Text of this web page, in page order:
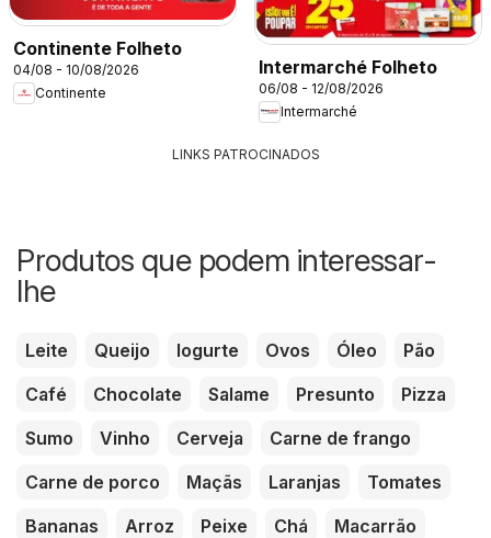
Continente Folheto
04/08 - 10/08/2026
Continente
Intermarché Folheto
06/08 - 12/08/2026
Intermarché
LINKS PATROCINADOS
Produtos que podem interessar-
lhe
Leite Queijo Iogurte Ovos Óleo
Pão
Café
Chocolate Salame Presunto
Pizza
Sumo
Vinho Cerveja
Carne de frango
Carne de porco
Maçãs Laranjas
Tomates
Bananas
Arroz Peixe Chá
Macarrão